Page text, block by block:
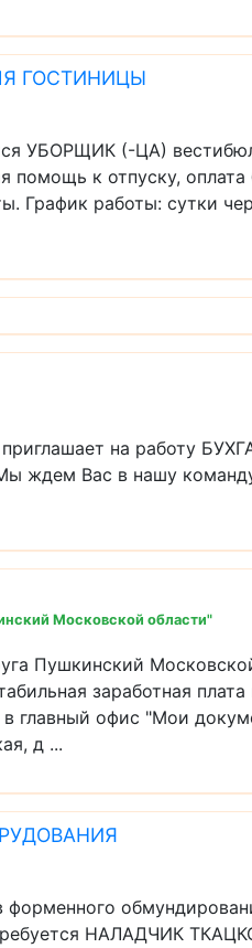
ГОСТИНИЦЫ
УБОРЩИК (-ЦА)
помощь к отпуску,
График работы: сутки
на работу
ждем Вас в нашу
Московской области"
Пушкинский
заработная
главный офис "Мои
д ...
НАЛАДЧИК